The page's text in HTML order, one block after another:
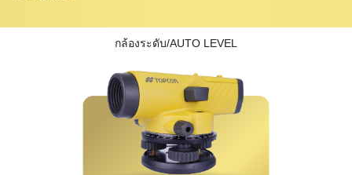
กล้องระดับ/AUTO LEVEL